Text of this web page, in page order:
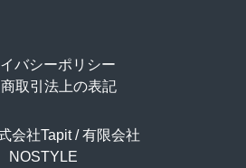
バシーポリシー
取引法上の表記
社Tapit / 有限会社
NOSTYLE